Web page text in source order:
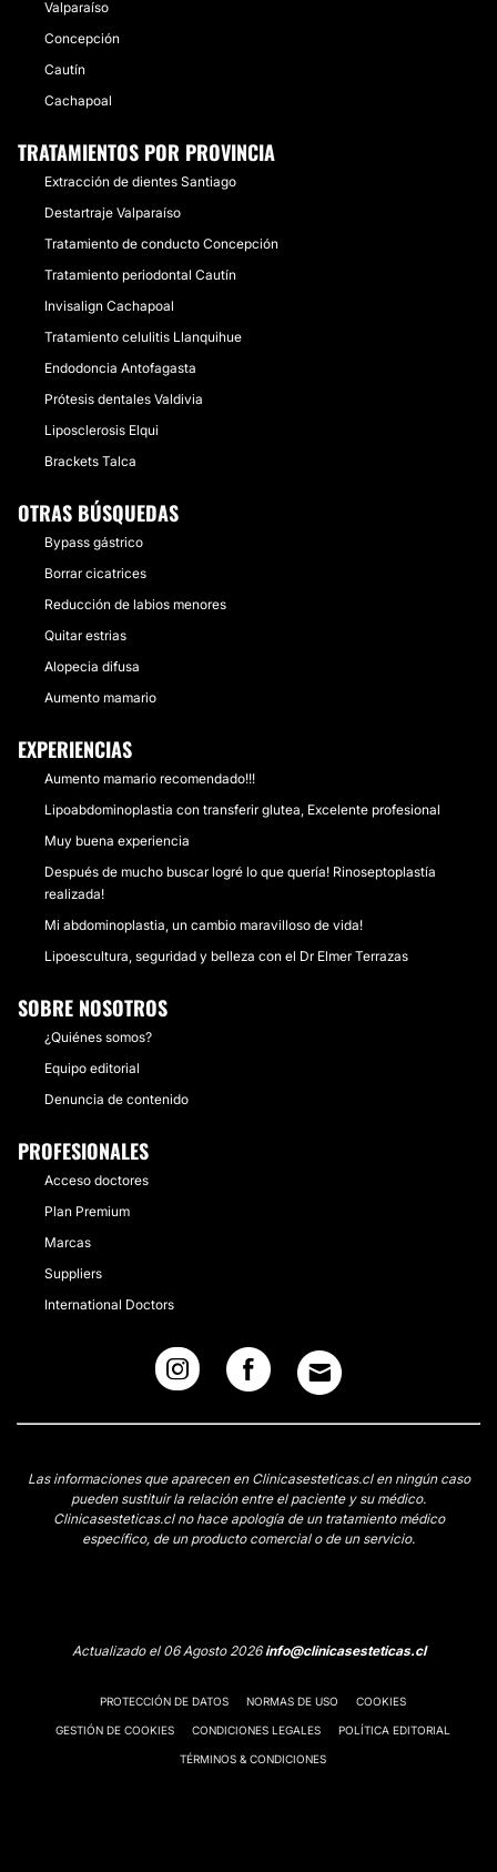
Valparaíso
Concepción
Cautín
Cachapoal
TRATAMIENTOS POR PROVINCIA
Extracción de dientes Santiago
Destartraje Valparaíso
Tratamiento de conducto Concepción
Tratamiento periodontal Cautín
Invisalign Cachapoal
Tratamiento celulitis Llanquihue
Endodoncia Antofagasta
Prótesis dentales Valdivia
Liposclerosis Elqui
Brackets Talca
OTRAS BÚSQUEDAS
Bypass gástrico
Borrar cicatrices
Reducción de labios menores
Quitar estrias
Alopecia difusa
Aumento mamario
EXPERIENCIAS
Aumento mamario recomendado!!!
Lipoabdominoplastia con transferir glutea, Excelente profesional
Muy buena experiencia
Después de mucho buscar logré lo que quería! Rinoseptoplastía
realizada!
Mi abdominoplastia, un cambio maravilloso de vida!
Lipoescultura, seguridad y belleza con el Dr Elmer Terrazas
SOBRE NOSOTROS
¿Quiénes somos?
Equipo editorial
Denuncia de contenido
PROFESIONALES
Acceso doctores
Plan Premium
Marcas
Suppliers
International Doctors
Las informaciones que aparecen en Clinicasesteticas.cl en ningún caso
pueden sustituir la relación entre el paciente y su médico.
Clinicasesteticas.cl no hace apología de un tratamiento médico
específico, de un producto comercial o de un servicio.
Actualizado el 06 Agosto 2026info@clinicasesteticas.cl
PROTECCIÓN DE DATOS NORMAS DE USO COOKIES
GESTIÓN DE COOKIES CONDICIONES LEGALES POLÍTICA EDITORIAL
TÉRMINOS & CONDICIONES